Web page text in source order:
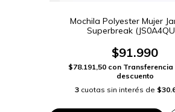
Mochila Polyester Mujer
Superbreak
$91.990
$78.191,50 con Transferencia
descuento
3 cuotas sin interés de